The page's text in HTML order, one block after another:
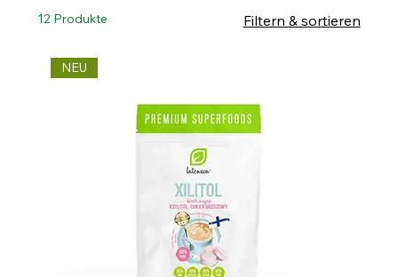
12 Produkte Filtern & sortieren
NEU